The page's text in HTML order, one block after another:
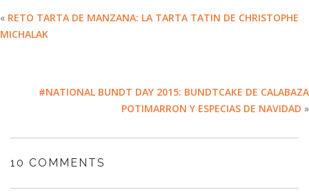
« RETO TARTA DE MANZANA: LA TARTA TATIN DE CHRISTOPHE
MICHALAK
#NATIONAL BUNDT DAY 2015: BUNDTCAKE DE CALABAZA
POTIMARRON Y ESPECIAS DE NAVIDAD »
10 COMMENTS